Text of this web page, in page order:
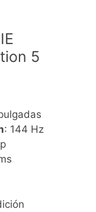
5
: 144 Hz